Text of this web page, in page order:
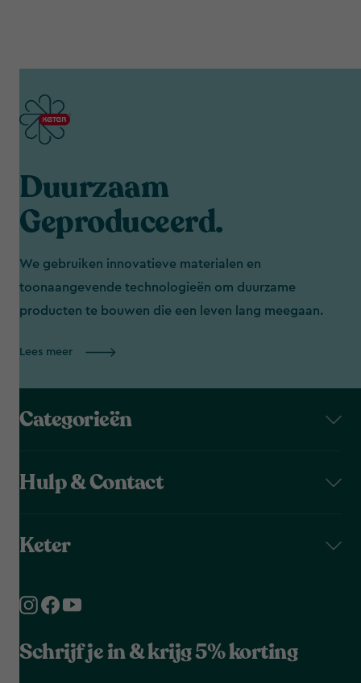
Duurzaam
Geproduceerd.
We gebruiken innovatieve materialen en
toonaangevende technologieën om duurzame
producten te bouwen die een leven lang meegaan.
Lees meer
Categorieën
Hulp & Contact
Keter
Schrijf je in & krijg 5% korting